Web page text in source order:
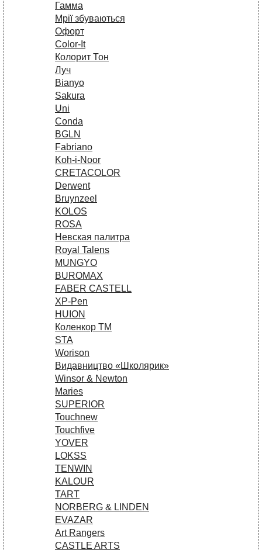
Гамма
Мрії збуваються
Офорт
Сolor-It
Колорит Тон
Луч
Bianyo
Sakura
Uni
Conda
BGLN
Fabriano
Koh-i-Noor
CRETACOLOR
Derwent
Bruynzeel
KOLOS
ROSA
Невская палитра
Royal Talens
MUNGYO
BUROMAX
FABER CASTELL
XP-Pen
HUION
Коленкор ТМ
STA
Worison
Видавництво «Школярик»
Winsor & Newton
Maries
SUPERIOR
Touchnew
Touchfive
YOVER
LOKSS
TENWIN
KALOUR
TART
NORBERG & LINDEN
EVAZAR
Art Rangers
CASTLE ARTS